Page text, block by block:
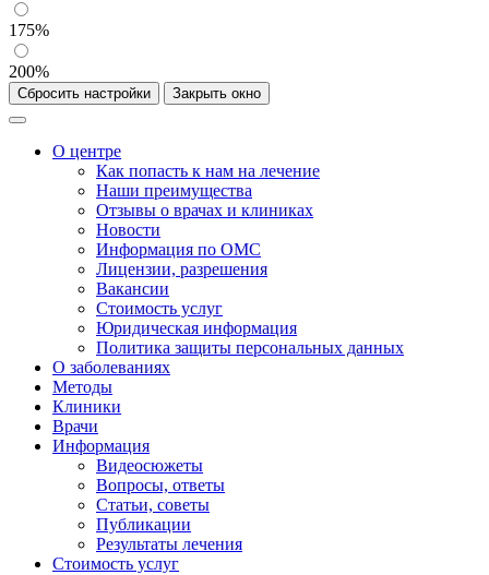
175%
200%
Сбросить настройки Закрыть окно
О центре
Как попасть к нам на лечение
Наши преимущества
Отзывы о врачах и клиниках
Новости
Информация по ОМС
Лицензии, разрешения
Вакансии
Стоимость услуг
Юридическая информация
Политика защиты персональных данных
О заболеваниях
Методы
Клиники
Врачи
Информация
Видеосюжеты
Вопросы, ответы
Статьи, советы
Публикации
Результаты лечения
Стоимость услуг